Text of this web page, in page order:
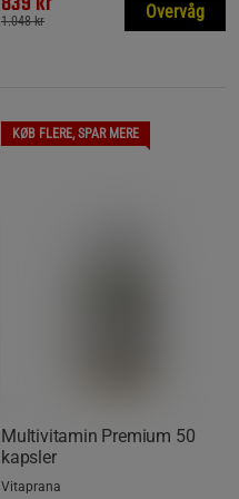
1.048 kr Overvåg
KØB FLERE, SPAR MERE
Multivitamin Premium 50
kapsler
Vitaprana